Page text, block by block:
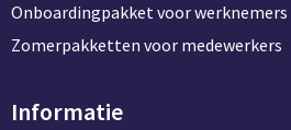
Onboardingpakket voor werknemers
Zomerpakketten voor medewerkers
Informatie